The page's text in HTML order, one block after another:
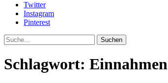
Twitter
Instagram
Pinterest
Suche
Schlagwort: Einnahmen